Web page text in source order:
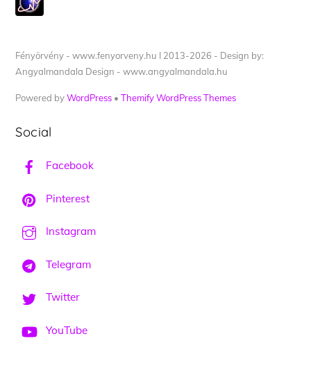
Fényörvény - www.fenyorveny.hu I 2013-2026 - Design by:
Angyalmandala Design - www.angyalmandala.hu
Powered byWordPress •Themify WordPress Themes
Social
Facebook
Pinterest
Instagram
Telegram
Twitter
YouTube